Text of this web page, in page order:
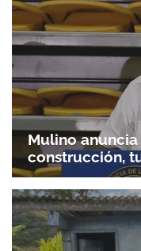
Mulino
construcción,